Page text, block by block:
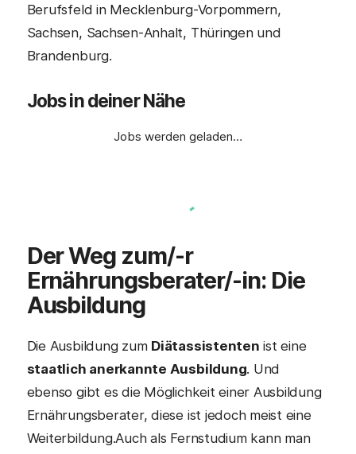
Berufsfeld in Mecklenburg-Vorpommern,
Sachsen, Sachsen-Anhalt, Thüringen und
Brandenburg.
Jobs in deiner Nähe
Jobs werden geladen…
Der Weg zum/-r
Ernährungsberater/-in: Die
Ausbildung
Die Ausbildung zum Diätassistenten ist eine
staatlich anerkannte Ausbildung. Und
ebenso gibt es die Möglichkeit einer Ausbildung
Ernährungsberater, diese ist jedoch meist eine
Weiterbildung.Auch als Fernstudium kann man